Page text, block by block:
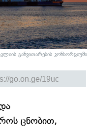
განვითარების კონსორციუმი
ცნობით,